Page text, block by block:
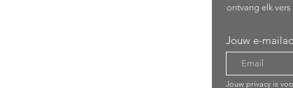
ontvang elk
Jouw e-
Jouw privacy is